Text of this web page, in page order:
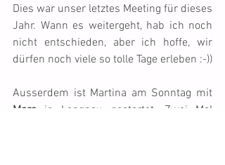
Dies war unser letztes Meeting für dieses
Jahr. Wann es weitergeht, hab ich noch
nicht entschieden, aber ich hoffe, wir
dürfen noch viele so tolle Tage erleben :-))
Mara in Lengnau gestartet. Zwei Mal